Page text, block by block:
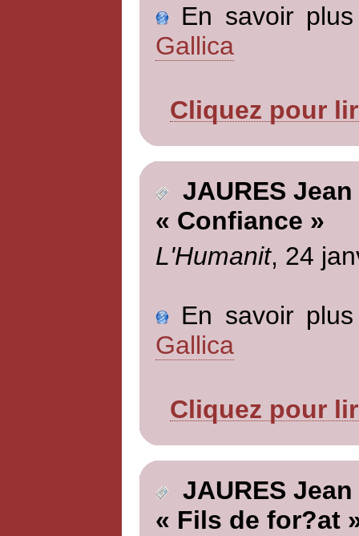
En savoir
Gallica
Cliquez pour
JAURES Jean
« Confiance »
L'Humanit, 24
En savoir
Gallica
Cliquez pour
JAURES Jean
« Fils de for?at